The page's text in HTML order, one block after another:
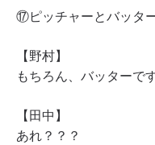
⑰ピッチャーとバッタ
【野村】
もちろん、バッターで
【田中】
あれ？？？